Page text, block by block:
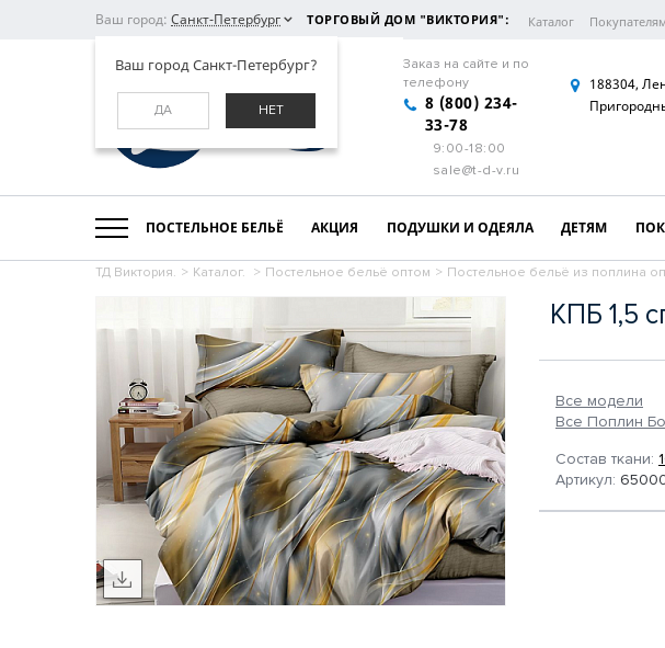
Ваш город: Санкт-Петербург
Ваш город Санкт-Петербург?
ДА НЕТ
ТОРГОВЫЙ ДОМ "ВИКТОРИЯ": Каталог
Заказ на сайте и по
телефону
8 (800) 234-
33-78
9:00-18:00
sale@t-d-v.ru
188304,
ПОСТЕЛЬНОЕ БЕЛЬЁ АКЦИЯ ПОДУШКИ И ОДЕЯЛА ДЕТЯМ
ТД Виктория. > Каталог. > Постельное бельё оптом > Постельное бельё из поплина
КПБ 1,5
Все модели
Все Поплин
Состав ткани:
Артикул: